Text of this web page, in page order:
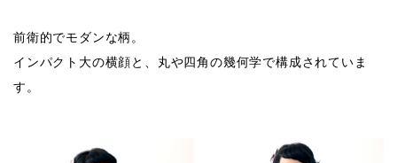
前衛的でモダンな柄。
インパクト大の横顔と、丸や四角の幾何学で構成されていま
す。